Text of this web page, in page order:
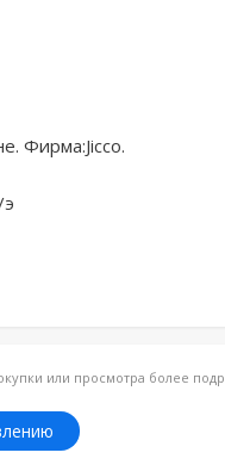
Фирма:Jicco.
или просмотра более